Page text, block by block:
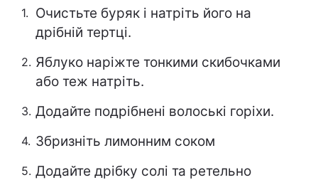
Очистьте буряк і натріть його на
дрібній тертці.
Яблуко наріжте тонкими скибочками
або теж натріть.
Додайте подрібнені волоські горіхи.
Збризніть лимонним соком
Додайте дрібку солі та ретельно